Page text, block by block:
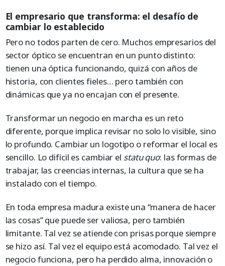
El empresario que transforma: el desafío de
cambiar lo establecido
Pero no todos parten de cero. Muchos empresarios del
sector óptico se encuentran en un punto distinto:
tienen una óptica funcionando, quizá con años de
historia, con clientes fieles… pero también con
dinámicas que ya no encajan con el presente.
Transformar un negocio en marcha es un reto
diferente, porque implica revisar no solo lo visible, sino
lo profundo. Cambiar un logotipo o reformar el local es
sencillo. Lo difícil es cambiar el statu quo: las formas de
trabajar, las creencias internas, la cultura que se ha
instalado con el tiempo.
En toda empresa madura existe una “manera de hacer
las cosas” que puede ser valiosa, pero también
limitante. Tal vez se atiende con prisas porque siempre
se hizo así. Tal vez el equipo está acomodado. Tal vez el
negocio funciona, pero ha perdido alma, innovación o